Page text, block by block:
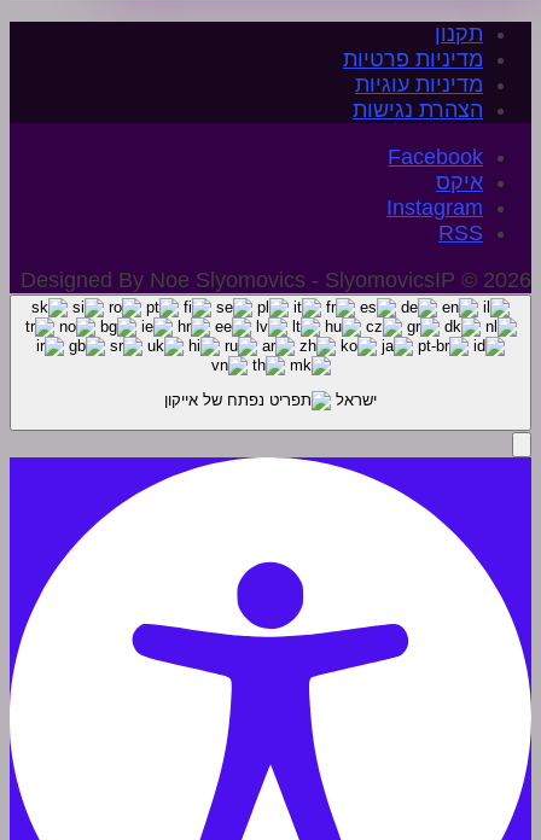
תקנון
מדיניות פרטיות
מדיניות עוגיות
הצהרת נגישות
איקס
Instagram
Designed By Noe Slyomovics - SlyomovicsIP © 2026
ישראל